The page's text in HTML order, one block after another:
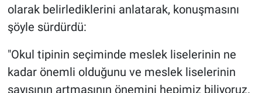
olarak belirlediklerini anlatarak, konuşmasını
şöyle sürdürdü:
"Okul tipinin seçiminde meslek liselerinin ne
kadar önemli olduğunu ve meslek liselerinin
sayısının artmasının önemini hepimiz biliyoruz.